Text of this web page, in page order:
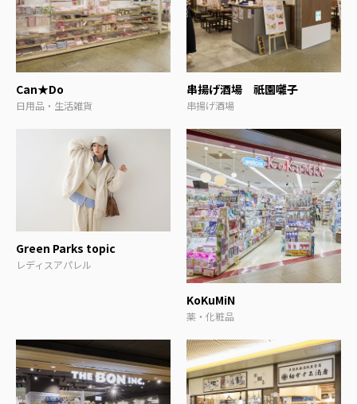
Can★Do
日用品・生活雑貨
串揚げ酒場 祇園囃子
串揚げ酒場
Green Parks topic
レディスアパレル
KoKuMiN
薬・化粧品